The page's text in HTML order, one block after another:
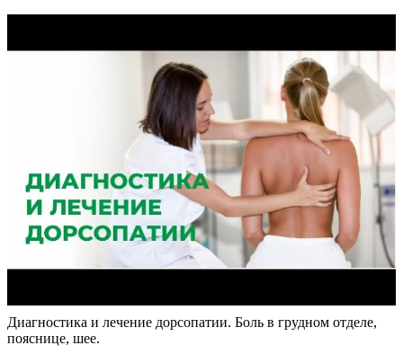
Диагностика и лечение дорсопатии. Боль в грудном отделе,
пояснице, шее.